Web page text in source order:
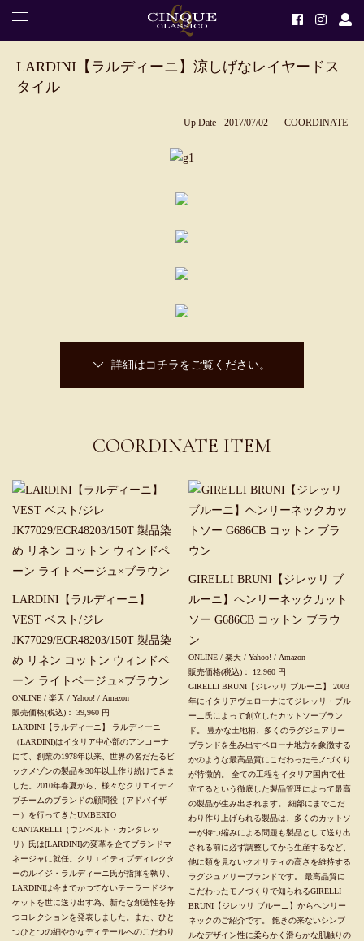
LARDINI【ラルディーニ】涼しげなレイヤードス
タイル
Up Date 2017/07/02 COORDINATE
詳細はコチラをご覧ください。
COORDINATE ITEM
LARDINI【ラルディーニ】
VEST ベスト/ジレ
JK77029/ECR48203/150T 製品染
め リネン コットン ウィンドペ
ーン ライトベージュ×ブラウン
ONLINE / 楽天 / Yahoo! / Amazon
販売価格(税込)： 39,960 円
LARDINI【ラルディーニ】 ラルディーニ
（LARDINI)はイタリア中心部のアンコーナ
にて、創業の1978年以来、世界の名だたるビ
ックメゾンの製品を30年以上作り続けてきま
した。2010年春夏から、様々なクリエイティ
ブチームのブランドの顧問役（アドバイザ
ー）を行ってきたUMBERTO
CANTARELLI（ウンベルト・カンタレッ
リ）氏は[LARDINI]の変革を企てブランドマ
ネージャに就任。クリエイティブディレクタ
ーのルイジ・ラルディーニ氏が指揮を執り、
LARDINIは今までかつてないテーラードジャ
ケットを世に送り出す為、新たな創造性を持
つコレクションを発表しました。また、ひと
つひとつの細やかなディテールへのこだわり
GIRELLI BRUNI【ジレッリ ブ
ルーニ】ヘンリーネックカット
ソー G686CB コットン ブラウ
ン
ONLINE/楽天/Yahoo! / Amazon
販売価格(税込)： 12,960 円
GIRELLI BRUNI【ジレッリ ブルーニ】 2003
年にイタリアヴェローナにてジレッリ・ブル
ーニ氏によって創立したカットソーブラン
ド。 豊かな土地柄、多くのラグジュアリー
ブランドを生み出すベローナ地方を象徴する
かのような最高品質にこだわったモノづくり
が特徴的。 全ての工程をイタリア国内で仕
立てるという徹底した製品管理によって最高
の製品が生み出されます。 細部にまでこだ
わり作り上げられる製品は、多くのカットソ
ーが持つ縮みによる問題も製品として送り出
される前に必ず調整してから生産するなど、
他に類を見ないクオリティの高さを維持する
ラグジュアリーブランドです。 最高品質に
こだわったモノづくりで知られるGIRELLI
BRUNI【ジレッリ ブルーニ】からヘンリー
ネックのご紹介です。 飽きの来ないシンプ
ルなデザイン性に柔らかく滑らかな肌触りの